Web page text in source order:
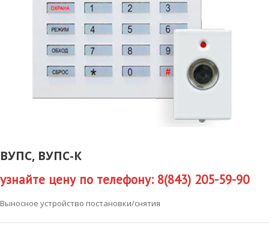
ВУПС, ВУПС-К
узнайте цену по телефону: 8(843) 205-59-90
Выносное устройство постановки/снятия